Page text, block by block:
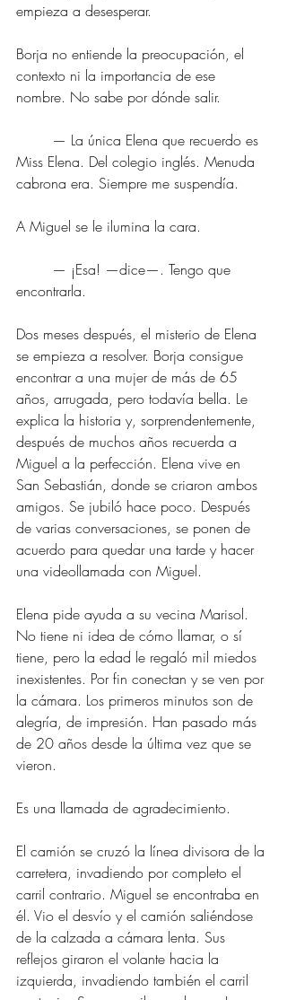
empieza a desesperar.
Borja no entiende la preocupación, el
contexto ni la importancia de ese
nombre. No sabe por dónde salir.
Miss Elena. Del colegio inglés. Menuda
cabrona era. Siempre me suspendía.
A Miguel se le ilumina la cara.
encontrarla.
Dos meses después, el misterio de Elena
se empieza a resolver. Borja consigue
encontrar a una mujer de más de 65
años, arrugada, pero todavía bella. Le
explica la historia y, sorprendentemente,
después de muchos años recuerda a
Miguel a la perfección. Elena vive en
San Sebastián, donde se criaron ambos
amigos. Se jubiló hace poco. Después
de varias conversaciones, se ponen de
acuerdo para quedar una tarde y hacer
una videollamada con Miguel.
Elena pide ayuda a su vecina Marisol.
No tiene ni idea de cómo llamar, o sí
tiene, pero la edad le regaló mil miedos
inexistentes. Por fin conectan y se ven por
la cámara. Los primeros minutos son de
alegría, de impresión. Han pasado más
de 20 años desde la última vez que se
vieron.
Es una llamada de agradecimiento.
El camión se cruzó la línea divisora de la
carretera, invadiendo por completo el
carril contrario. Miguel se encontraba en
él. Vio el desvío y el camión saliéndose
de la calzada a cámara lenta. Sus
reflejos giraron el volante hacia la
izquierda, invadiendo también el carril